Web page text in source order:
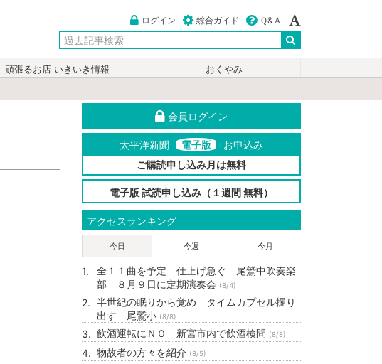
ログイン 総合ガイド Ｑ&Ａ
頑張るお店 いきいき情報
おくやみ
会員ログイン
太平洋新聞 電子版
お申込み
ご購読申し込み月は無料
電子版 試読申し込み（１週間 無料）
アクセスランキング
今日 今週 今月
全１１曲を予定 仕上げ急ぐ 尾鷲中吹奏楽
部 ８月９日に定期演奏会 (8/4)
半世紀の眠りから覚め タイムカプセル掘り
出す 尾鷲小 (8/8)
飲酒運転にＮＯ 新宮市内で飲酒検問 (8/8)
物故者の方々を紹介 (8/5)